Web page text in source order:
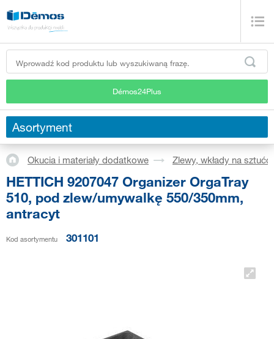
Démos24Plus
Asortyment
Okucia i materiały dodatkowe Zlewy, wkłady na
HETTICH 9207047 Organizer OrgaTray
510, pod zlew/umywalkę 550/350mm,
antracyt
Kod asortymentu 301101